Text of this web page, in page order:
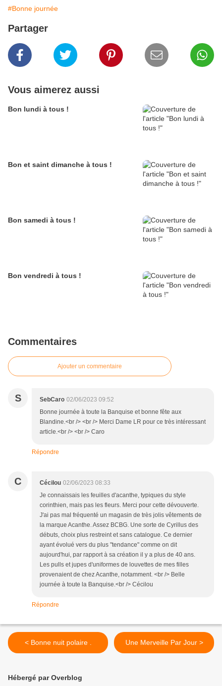
#Bonne journée
Partager
Vous aimerez aussi
Bon lundi à tous !
Bon et saint dimanche à tous !
Bon samedi à tous !
Bon vendredi à tous !
Commentaires
Ajouter un commentaire
S SebCaro 02/06/2023 09:52
Bonne journée à toute la Banquise et bonne fête aux
Blandine.<br /> <br /> Merci Dame LR pour ce très intéressant
article.<br /> <br /> Caro
Répondre
C Cécilou 02/06/2023 08:33
Je connaissais les feuilles d'acanthe, typiques du style
corinthien, mais pas les fleurs. Merci pour cette dévouverte.
J'ai pas mal fréquenté un magasin de très jolis vêtements de
la marque Acanthe. Assez BCBG. Une sorte de Cyrillus des
débuts, choix plus restreint et sans catalogue. Ce dernier
ayant évolué vers du plus "tendance" comme on dit
aujourd'hui, par rapport à sa création il y a plus de 40 ans.
Les pulls et jupes d'uniformes de louvettes de mes filles
provenaient de chez Acanthe, notamment. <br /> Belle
journée à toute la Banquise.<br /> Cécilou
Répondre
< Bonne nuit polaire . Une Merveille Par Jour >
Hébergé par Overblog